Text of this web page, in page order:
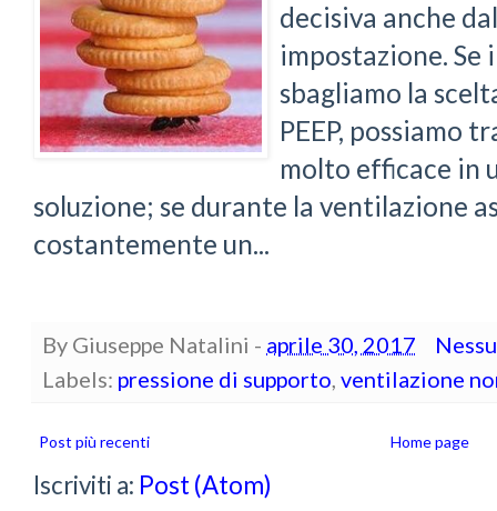
decisiva anche
impostazione. Se
sbagliamo la
PEEP, possiamo
molto efficace in
soluzione; se durante la ventilazione
costantemente un...
By Giuseppe Natalini - aprile 30, 2017
Labels: pressione di supporto, ventilazione
Post più recenti Home page
Iscriviti a: Post (Atom)